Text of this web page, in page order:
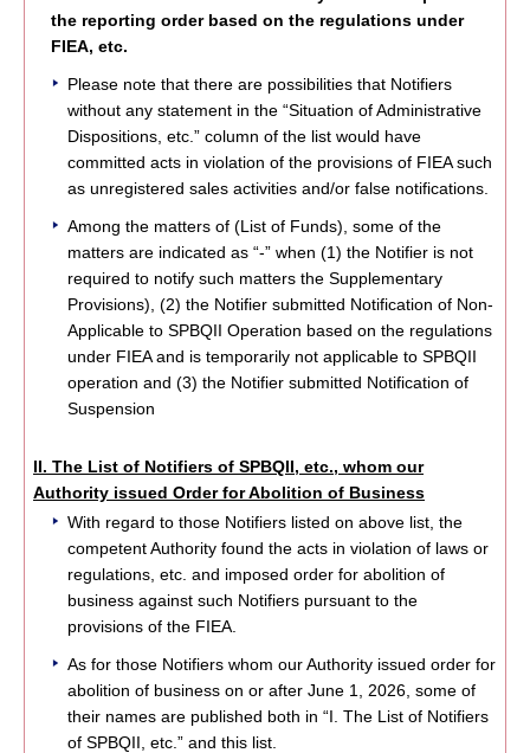
the reporting order based on the regulations under
FIEA, etc.
Please note that there are possibilities that Notifiers
without any statement in the “Situation of Administrative
Dispositions, etc.” column of the list would have
committed acts in violation of the provisions of FIEA such
as unregistered sales activities and/or false notifications.
Among the matters of (List of Funds), some of the
matters are indicated as “-” when (1) the Notifier is not
required to notify such matters the Supplementary
Provisions), (2) the Notifier submitted Notification of Non-
Applicable to SPBQII Operation based on the regulations
under FIEA and is temporarily not applicable to SPBQII
operation and (3) the Notifier submitted Notification of
Suspension
II. The List of Notifiers of SPBQII, etc., whom our
Authority issued Order for Abolition of Business
With regard to those Notifiers listed on above list, the
competent Authority found the acts in violation of laws or
regulations, etc. and imposed order for abolition of
business against such Notifiers pursuant to the
provisions of the FIEA.
As for those Notifiers whom our Authority issued order for
abolition of business on or after June 1, 2026, some of
their names are published both in “I. The List of Notifiers
of SPBQII, etc.” and this list.